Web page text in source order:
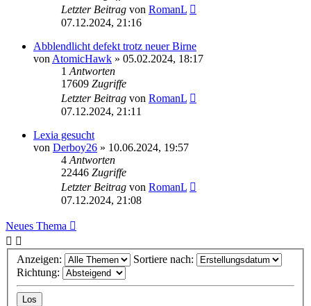
Letzter Beitrag von RomanL
07.12.2024, 21:16
Abblendlicht defekt trotz neuer Birne
von AtomicHawk » 05.02.2024, 18:17
1 Antworten
17609 Zugriffe
Letzter Beitrag von RomanL
07.12.2024, 21:11
Lexia gesucht
von Derboy26 » 10.06.2024, 19:57
4 Antworten
22446 Zugriffe
Letzter Beitrag von RomanL
07.12.2024, 21:08
Neues Thema
Anzeigen:
Sortiere nach:
Richtung: